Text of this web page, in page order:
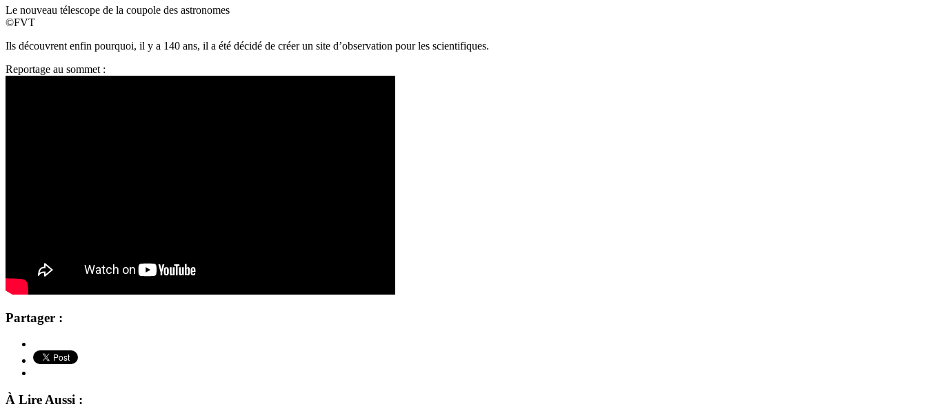
Le nouveau télescope de la coupole des astronomes
©FVT
Ils découvrent enfin pourquoi, il y a 140 ans, il a été décidé de créer un site d’observation pour les scientifiques.
Reportage au sommet :
Partager :
À Lire Aussi :